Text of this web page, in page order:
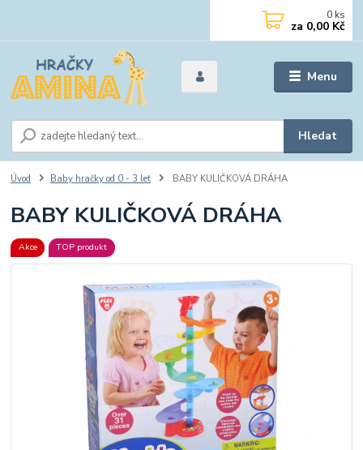
Menu
Hledat
0 ks
za 0,00 Kč
Úvod Baby hračky od 0 - 3 let BABY KULIČKOVÁ DRÁHA
BABY KULIČKOVÁ DRÁHA
Akce TOP produkt